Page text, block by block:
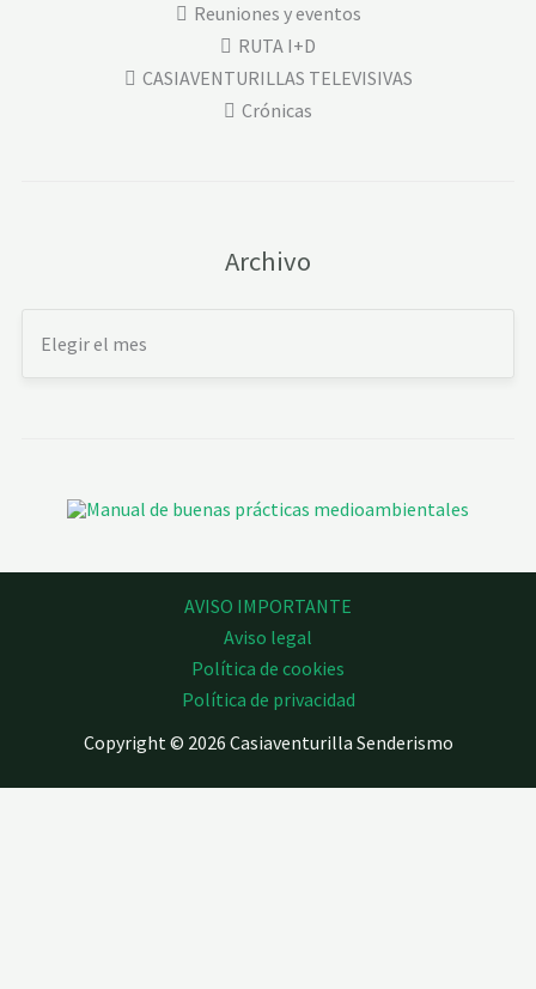
Reuniones y eventos
RUTA I+D
CASIAVENTURILLAS TELEVISIVAS
Crónicas
Archivo
AVISO IMPORTANTE
Aviso legal
Política de cookies
Política de privacidad
Copyright © 2026 Casiaventurilla Senderismo